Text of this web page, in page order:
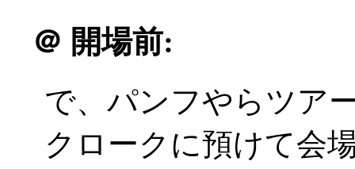
＠ 開場前:
で、パンフやらツア
クロークに預けて会